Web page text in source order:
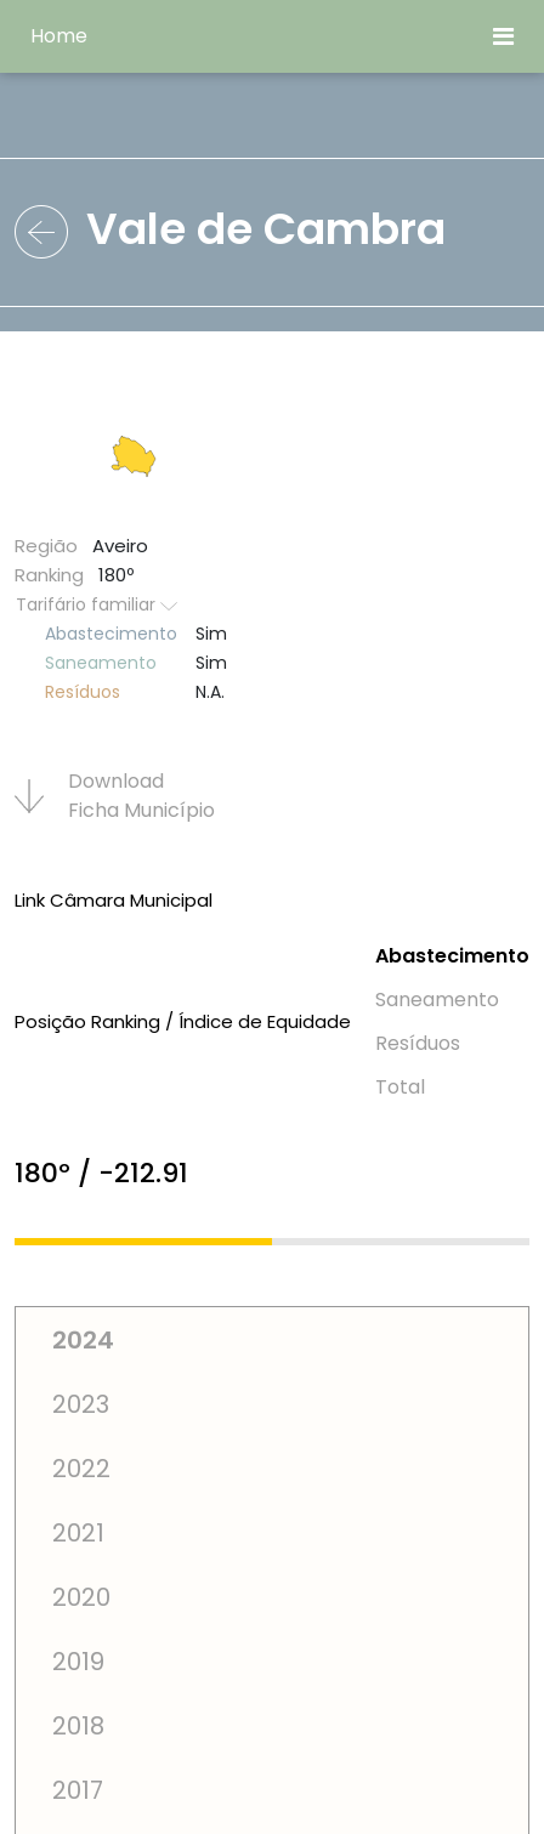
Home
Vale de Cambra
Região
Aveiro
Ranking
180º
Tarifário familiar
Abastecimento
Sim
Saneamento
Sim
Resí­duos
N.A.
Download
Ficha Municí­pio
Link Câmara Municipal
Posição Ranking / Índice de Equidade
Abastecimento
Saneamento
Resí­duos
Total
180º / -212.91
2024
2023
2022
2021
2020
2019
2018
2017